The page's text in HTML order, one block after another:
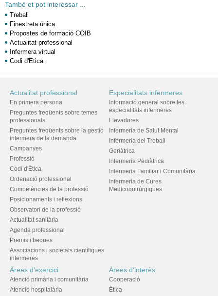
També et pot interessar ...
Treball
Finestreta única
Propostes de formació COIB
Actualitat professional
Infermera virtual
Codi d'Ètica
Actualitat professional
En primera persona
Preguntes freqüents sobre temes
professionals
Preguntes freqüents sobre la gestió
infermera de la demanda
Campanyes
Professió
Codi d'Ètica
Ordenació professional
Competències de la professió
Posicionaments i reflexions
Observatori de la professió
Actualitat sanitària
Agenda professional
Premis i beques
Associacions i societats científiques
infermeres
Especialitats infermeres
Informació general sobre les
especialitats infermeres
Llevadores
Infermeria de Salut Mental
Infermeria del Treball
Geriàtrica
Infermeria Pediàtrica
Infermeria Familiar i Comunitària
Infermeria de Cures
Medicoquirúrgiques
Àrees d'exercici
Atenció primària i comunitària
Atenció hospitalària
Àrees d'interès
Cooperació
Ètica